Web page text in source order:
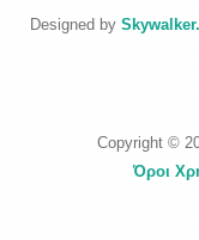
Designed by
Copyright ©
Όροι